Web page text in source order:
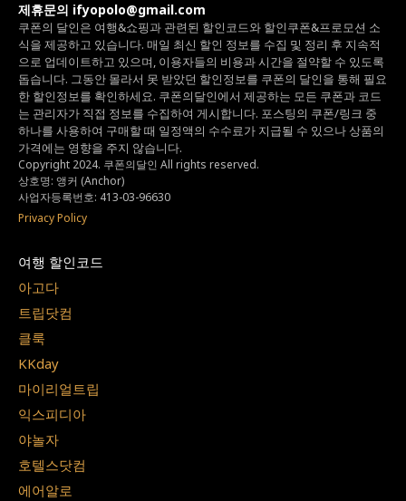
제휴문의 ifyopolo@gmail.com
쿠폰의 달인은 여행&쇼핑과 관련된 할인코드와 할인쿠폰&프로모션 소
식을 제공하고 있습니다. 매일 최신 할인 정보를 수집 및 정리 후 지속적
으로 업데이트하고 있으며, 이용자들의 비용과 시간을 절약할 수 있도록
돕습니다. 그동안 몰라서 못 받았던 할인정보를 쿠폰의 달인을 통해 필요
한 할인정보를 확인하세요. 쿠폰의달인에서 제공하는 모든 쿠폰과 코드
는 관리자가 직접 정보를 수집하여 게시합니다. 포스팅의 쿠폰/링크 중
하나를 사용하여 구매할 때 일정액의 수수료가 지급될 수 있으나상품의
가격에는 영향을 주지 않습니다.
Copyright 2024. 쿠폰의달인 All rights reserved.
상호명: 앵커 (Anchor)
사업자등록번호: 413-03-96630
Privacy Policy
여행 할인코드
아고다
트립닷컴
클룩
KKday
마이리얼트립
익스피디아
야놀자
호텔스닷컴
에어알로